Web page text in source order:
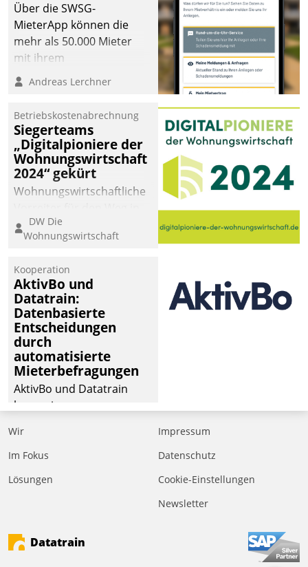
Über die SWSG-
MieterApp können die
mehr als 50.000 Mieter
mit ihrem
Wohnungsunternehmen
kommunizieren, auf dem
einsehen und ändern
oder
Schadensmeldungen
abgeben – rund um die
Uhr.
Andreas Lerchner
Betriebskostenabrechnung
Siegerteams
„Digitalpioniere der
Wohnungswirtschaft
2024“ gekürt
Wohnungswirtschaftliche
eine digitale Zukunft zu
finden, ist das Ziel des
der
Wohnungswirtschaft“.
Bewerben können sich
dafür ein Team
bestehend aus
Wohnungsunternehmen
und PropTech.
DW Die
Wohnungswirtschaft
Kooperation
AktivBo und
Datatrain:
Datenbasierte
Entscheidungen
durch
automatisierte
Mieterbefragungen
AktivBo und Datatrain
kooperieren –
profitieren: Die nahtlose
Integration der Lösungen
Datatrain ermöglicht
Mieterbefragungen – eine
starke Grundlage für
Wir
Im Fokus
Lösungen
Impressum
Datenschutz
Cookie-Einstellungen
Newsletter
Datatrain